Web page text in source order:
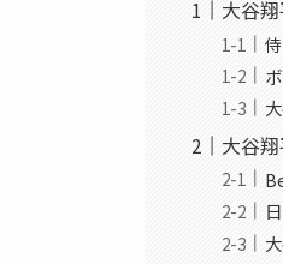
大谷
大谷